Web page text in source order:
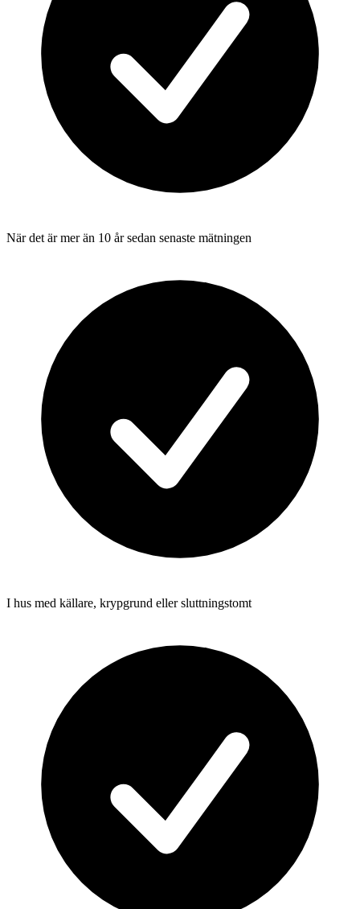
När det är mer än 10 år sedan senaste mätningen
I hus med källare, krypgrund eller sluttningstomt